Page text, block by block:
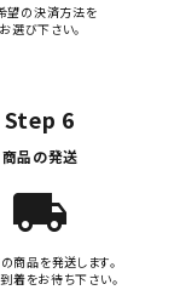
望の決済方法を
お選び下さい。
Step 6
商品の発送
local_shipping
商品を発送します。
着をお待ち下さい。